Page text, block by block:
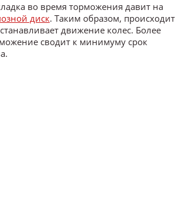
во время торможения давит на
диск. Таким образом, происходит
движение колес. Более
сводит к минимуму срок